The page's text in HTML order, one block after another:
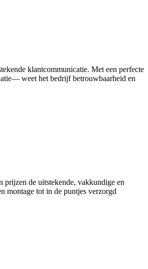
klantcommunicatie. Met een perfecte
weet het bedrijf betrouwbaarheid en
prijzen de uitstekende, vakkundige en
montage tot in de puntjes verzorgd